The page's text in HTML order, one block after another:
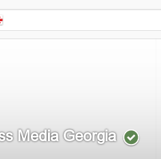
Media Georgia